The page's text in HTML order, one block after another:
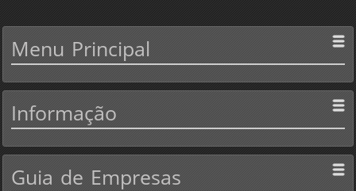
Menu Principal
Informação
Guia de Empresas